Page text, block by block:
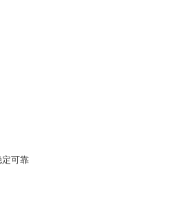
可靠